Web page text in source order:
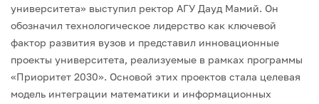
университета» выступил ректор АГУ Дауд Мамий. Он
обозначил технологическое лидерство как ключевой
фактор развития вузов и представил инновационные
проекты университета, реализуемые в рамках программы
«Приоритет 2030». Основой этих проектов стала целевая
модель интеграции математики и информационных